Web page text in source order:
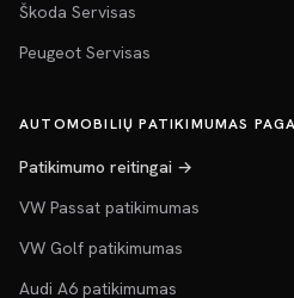
Škoda Servisas
Peugeot Servisas
AUTOMOBILIŲ PATIKIMUMAS
Patikimumo reitingai →
VW Passat patikimumas
VW Golf patikimumas
Audi A6 patikimumas